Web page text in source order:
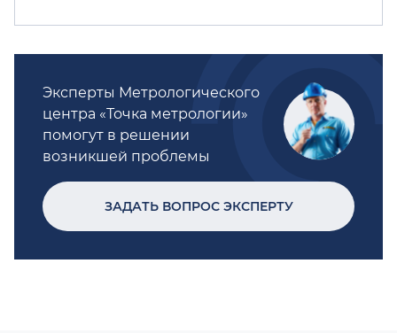
Эксперты Метрологического
центра «Точка метрологии»
помогут в решении
возникшей проблемы
ЗАДАТЬ ВОПРОС ЭКСПЕРТУ